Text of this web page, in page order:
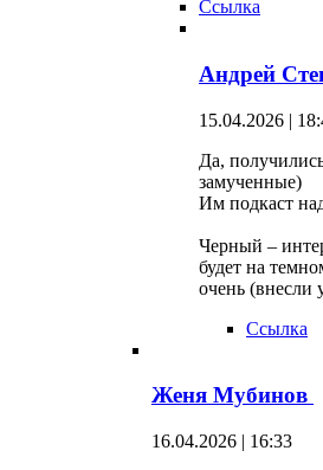
Ссылка
Андрей
15.04.2026 |
Да,
замученные)
Им подкаст
Черный –
будет на
очень (внесли
Ссылка
Женя Мубинов
16.04.2026 | 16:33